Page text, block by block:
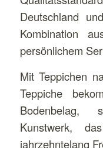
Deutschland
Kombination
persönlichem
Mit Teppichen
Teppiche
Bodenbelag,
Kunstwerk,
jahrzehntelang